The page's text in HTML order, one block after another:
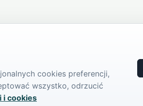
cookies preferencji,
wszystko, odrzucić
i cookies